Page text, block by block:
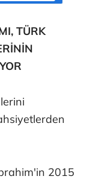
TÜRK
2015